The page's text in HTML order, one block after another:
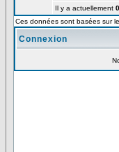
Il y a actuellement 0
Ces données sont basées sur
Connexion